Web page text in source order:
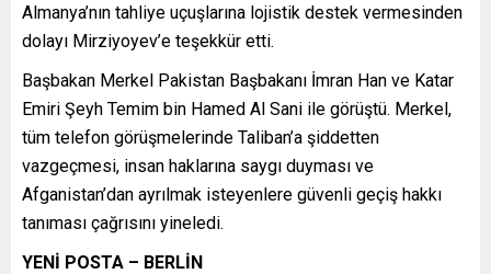
Almanya’nın tahliye uçuşlarına lojistik destek vermesinden
dolayı Mirziyoyev’e teşekkür etti.
Başbakan Merkel Pakistan Başbakanı İmran Han ve Katar
Emiri Şeyh Temim bin Hamed Al Sani ile görüştü. Merkel,
tüm telefon görüşmelerinde Taliban’a şiddetten
vazgeçmesi, insan haklarına saygı duyması ve
Afganistan’dan ayrılmak isteyenlere güvenli geçiş hakkı
tanıması çağrısını yineledi.​​​​​​​
YENİ POSTA – BERLİN